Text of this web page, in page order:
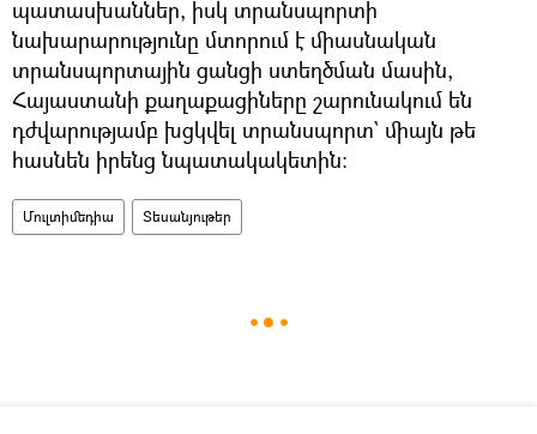
պատասխաններ, իսկ տրանսպորտի
նախարարությունը մտորում է միասնական
տրանսպորտային ցանցի ստեղծման մասին,
Հայաստանի քաղաքացիները շարունակում են
դժվարությամբ խցկվել տրանսպորտ` միայն թե
հասնեն իրենց նպատակակետին։
Մուլտիմեդիա Տեսանյութեր